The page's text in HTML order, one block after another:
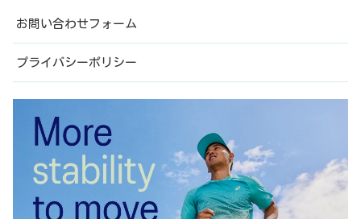
お問い合わせフォーム
プライバシーポリシー